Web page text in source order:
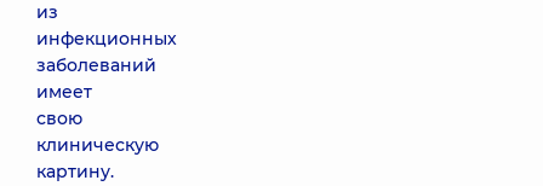
из
инфекционных
заболеваний
имеет
свою
клиническую
картину.